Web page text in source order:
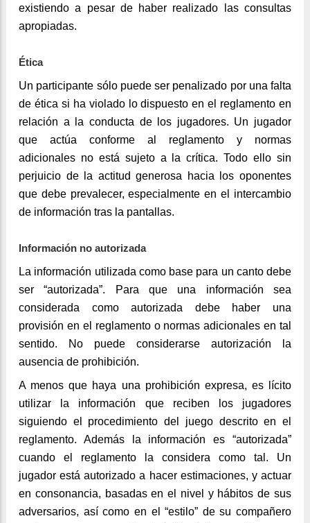
existiendo a pesar de haber realizado las consultas
apropiadas.
Ética
Un participante sólo puede ser penalizado por una falta
de ética si ha violado lo dispuesto en el reglamento en
relación a la conducta de los jugadores. Un jugador
que actúa conforme al reglamento y normas
adicionales no está sujeto a la crítica. Todo ello sin
perjuicio de la actitud generosa hacia los oponentes
que debe prevalecer, especialmente en el intercambio
de información tras la pantallas.
Información no autorizada
La información utilizada como base para un canto debe
ser “autorizada”. Para que una información sea
considerada como autorizada debe haber una
provisión en el reglamento o normas adicionales en tal
sentido. No puede considerarse autorización la
ausencia de prohibición.
A menos que haya una prohibición expresa, es lícito
utilizar la información que reciben los jugadores
siguiendo el procedimiento del juego descrito en el
reglamento. Además la información es “autorizada”
cuando el reglamento la considera como tal. Un
jugador está autorizado a hacer estimaciones, y actuar
en consonancia, basadas en el nivel y hábitos de sus
adversarios, así como en el “estilo” de su compañero